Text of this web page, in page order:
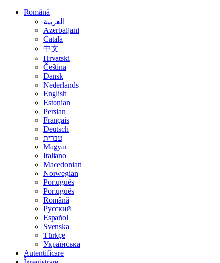
Română
العربية
Azerbaijani
Català
中文
Hrvatski
Čeština
Dansk
Nederlands
English
Estonian
Persian
Français
Deutsch
עברית
Magyar
Italiano
Macedonian
Norwegian
Português
Português
Română
Русский
Español
Svenska
Türkçe
Українська
Autentificare